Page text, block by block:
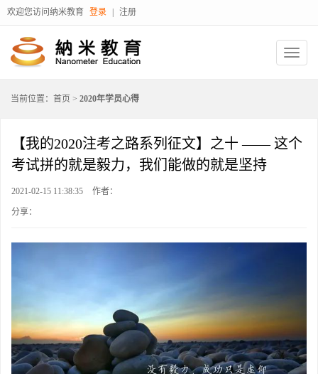
欢迎您访问纳米教育 登录 注册
当前位置： 首页 > 2020年学员心得
【我的2020注考之路系列征文】之十 —— 这个
考试拼的就是毅力，我们能做的就是坚持
2021-02-15 11:38:35 作者：
分享：